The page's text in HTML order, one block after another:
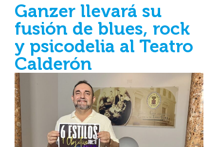
Ganzer llevará su
fusión de blues, rock
y psicodelia al Teatro
Calderón